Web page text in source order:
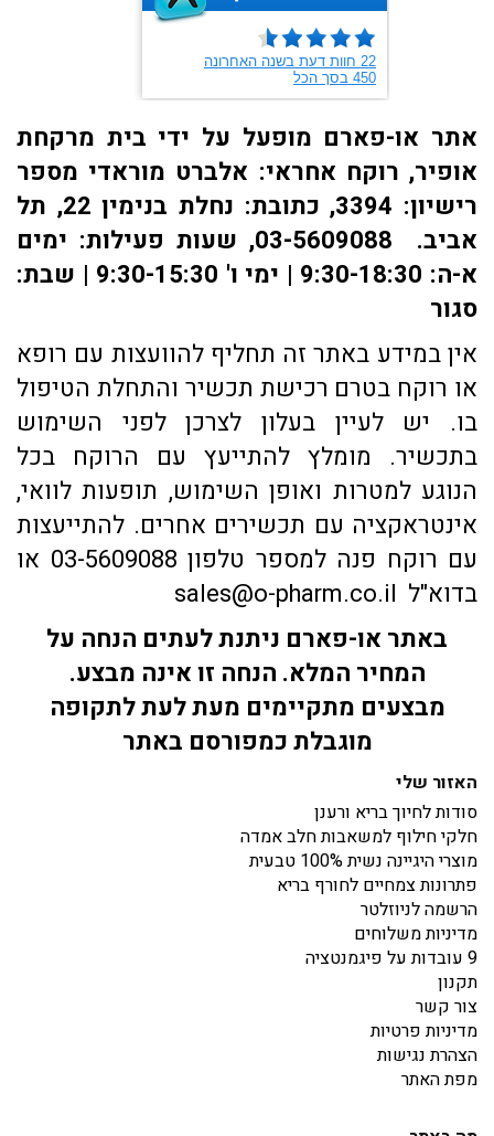
אתר או-פארם מופעל על ידי בית מרקחת
אופיר, רוקח אחראי: אלברט מוראדי מספר
רישיון: 3394, כתובת: ​נחלת בנימין 22, תל
אביב. 03-5609088, שעות פעילות: ימים
א-ה: 9:30-18:30 | ימי ו' 9:30-15:30 | שבת:
סגור
אין במידע באתר זה תחליף להוועצות עם רופא
או רוקח בטרם רכישת תכשיר והתחלת הטיפול
בו. יש לעיין בעלון לצרכן לפני השימוש
בתכשיר. מומלץ להתייעץ עם הרוקח בכל
הנוגע למטרות ואופן השימוש, תופעות לוואי,
אינטראקציה עם תכשירים אחרים. להתייעצות
עם רוקח פנה למספר טלפון 03-5609088 או
בדוא"ל sales@o-pharm.co.il
באתר או-פארם ניתנת לעתים הנחה על
המחיר המלא. הנחה זו אינה מבצע.
מבצעים מתקיימים מעת לעת לתקופה
מוגבלת כמפורסם באתר
האזור שלי
סודות לחיוך בריא ורענן
חלקי חילוף למשאבות חלב אמדה
מוצרי היגיינה נשית 100% טבעית
פתרונות צמחיים לחורף בריא
הרשמה לניוזלטר
מדיניות משלוחים
9 עובדות על פיגמנטציה
תקנון
צור קשר
מדיניות פרטיות
הצהרת נגישות
מפת האתר